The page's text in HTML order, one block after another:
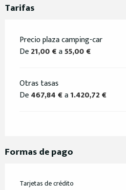
Tarifas
Precio plaza camping-car
De21,00 €a55,00 €
Otras tasas
De467,84 €a1.420,72 €
Formas de pago
Tarjetas de crédito